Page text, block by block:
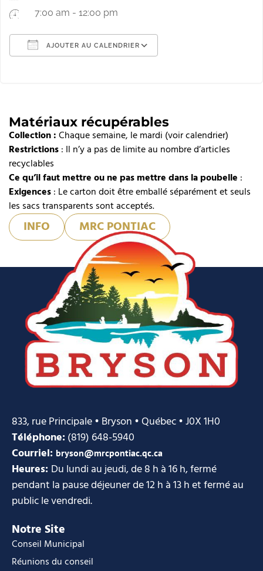
Matériaux récupérables
Collection :Chaque semaine, le mardi (voir calendrier)
Restrictions: Il n’y a pas de limite au nombre d’articles
recyclables
Ce qu’il faut mettre ou ne pas mettre dans la poubelle :
Exigences: Le carton doit être emballé séparément et seuls
les sacs transparents sont acceptés.
INFO MRC PONTIAC
7:00 am - 12:00 pm
AJOUTER AU CALENDRIER
iCalendar
Office 365
Outlook Live
833, rue Principale • Bryson • Québec • J0X 1H0
Téléphone:(819) 648-5940
Courriel: bryson@mrcpontiac.qc.ca
Heures: Du lundi au jeudi, de 8 h à 16 h, fermé
pendant la pause déjeuner de 12 h à 13 h et fermé au
public le vendredi.
Notre Site
Conseil Municipal
Réunions du conseil